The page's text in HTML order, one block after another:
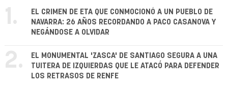
1.
EL CRIMEN DE ETA QUE CONMOCIONÓ A UN PUEBLO DE
NAVARRA: 26 AÑOS RECORDANDO A PACO CASANOVA Y
NEGÁNDOSE A OLVIDAR
2.
EL MONUMENTAL 'ZASCA' DE SANTIAGO SEGURA A UNA
TUITERA DE IZQUIERDAS QUE LE ATACÓ PARA DEFENDER
LOS RETRASOS DE RENFE